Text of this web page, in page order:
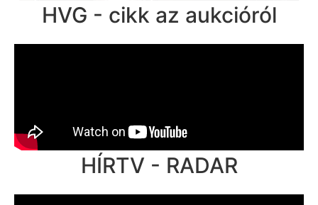
HVG - cikk az aukcióról
HÍRTV - RADAR